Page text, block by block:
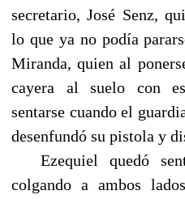
secretario, José Senz,
lo que ya no podía
Miranda, quien al
cayera al suelo con
sentarse cuando el
desenfundó su pistola y
Ezequiel quedó
colgando a ambos